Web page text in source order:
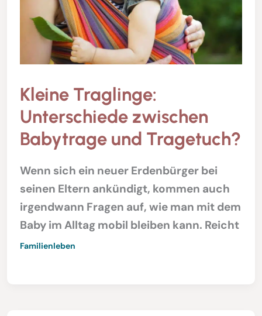
Kleine Traglinge:
Unterschiede zwischen
Babytrage und Tragetuch?
Wenn sich ein neuer Erdenbürger bei
seinen Eltern ankündigt, kommen auch
irgendwann Fragen auf, wie man mit dem
Baby im Alltag mobil bleiben kann. Reicht
Familienleben